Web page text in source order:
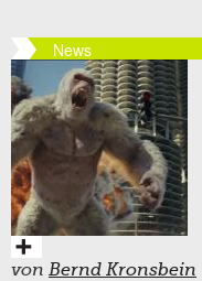
News
von Bernd Kronsbein